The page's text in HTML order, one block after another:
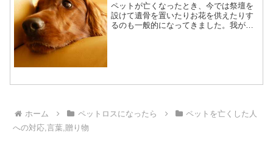
ペットが亡くなったとき、今では祭壇を
設けて遺骨を置いたりお花を供えたりす
るのも一般的になってきました。我が家
ホーム ペットロスになったら
ペットを亡くした人
への対応,言葉,贈り物